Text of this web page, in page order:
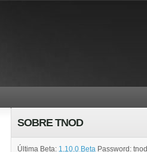
SOBRE TNOD
Última Beta: 1.10.0 Beta Password: tnod